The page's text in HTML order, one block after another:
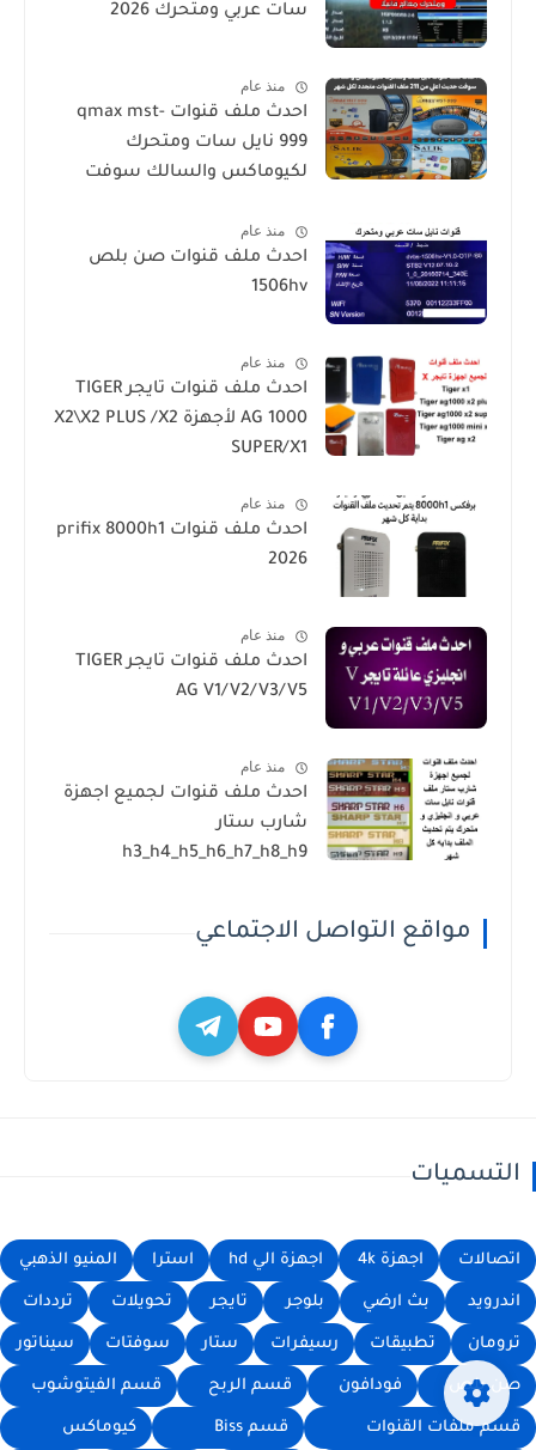
سات عربي ومتحرك 2026
منذ عام
احدث ملف قنوات qmax mst-
999 نايل سات ومتحرك
لكيوماكس والسالك سوفت
Mini 2 USB-SALIK H3 Mini-Salik
H2 Plus
منذ عام
احدث ملف قنوات صن بلص
1506hv
منذ عام
احدث ملف قنوات تايجر TIGER
AG 1000 لأجهزة X2\X2 PLUS /X2
SUPER/X1
منذ عام
احدث ملف قنوات prifix 8000h1
2026
منذ عام
احدث ملف قنوات تايجر TIGER
AG V1/V2/V3/V5
منذ عام
احدث ملف قنوات لجميع اجهزة
شارب ستار
h3_h4_h5_h6_h7_h8_h9
مواقع التواصل الاجتماعي
التسميات
اتصالات اجهزة 4k اجهزة الي hd استرا المنيو الذهبي
اندرويد بث ارضي بلوجر تايجر تحويلات ترددات
ترومان تطبيقات رسيفرات ستار سوفتات سيناتور
صن بلص فودافون قسم الربح قسم الفيتوشوب
قسم ملفات القنوات قسم Biss كيوماكس